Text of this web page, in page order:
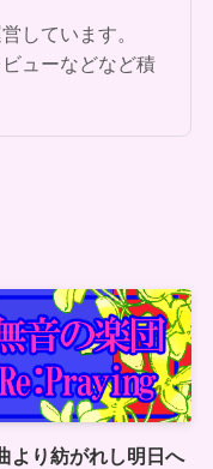
しています。
ューなどなど積
より紡がれし明日へ